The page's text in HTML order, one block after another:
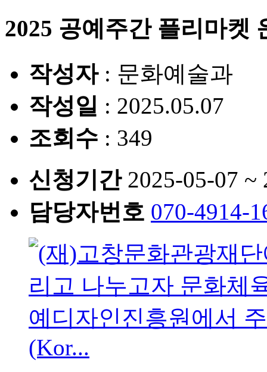
2025 공예주간 플리마켓
작성자: 문화예술과
작성일 : 2025.05.07
조회수 : 349
신청기간 2025-05-07 ~
담당자번호 070-4914-